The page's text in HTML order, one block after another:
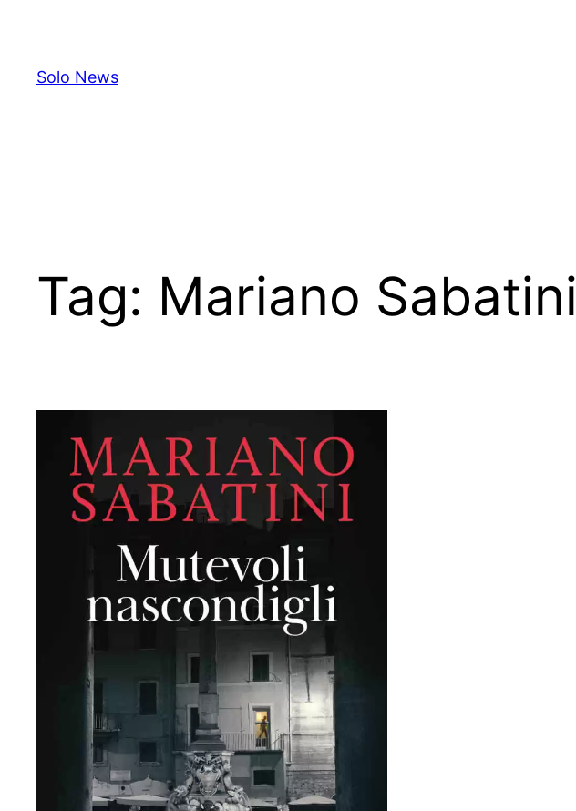
content
Solo News
Tag: Mariano Sabatini